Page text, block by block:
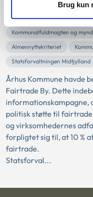
Brug kun
03-07-2012
Kommunalfuldmagten og
Almennyttekriteriet
Statsforvaltningen Midtjylland
Århus Kommune havde
Fairtrade By. Dette
informationskampagne,
politisk støtte til
og virksomhedernes
forpligtet sig til, at 10 %
fairtrade.
Statsforval...